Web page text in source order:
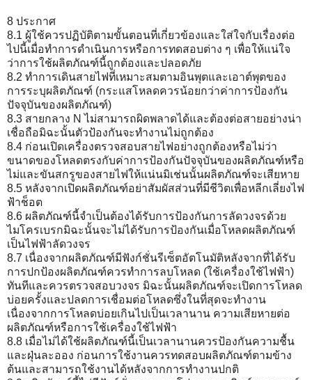
8 ประกาศ
8.1 ผู้ใช้ควรปฏิบัติตามขั้นตอนที่เกี่ยวข้องและใส่ใจกับเรื่องต่อ
ไปนี้เมื่อทำการดำเนินการหรือการทดสอบต่าง ๆ เพื่อให้แน่ใจ
ว่าการใช้ผลิตภัณฑ์นี้ถูกต้องและปลอดภัย
8.2 ทำการเดินสายไฟที่เหมาะสมตามอินพุตและเอาต์พุตของ
การระบุผลิตภัณฑ์ (กระแสโหลดควรน้อยกว่าค่าการป้องกัน
ปัจจุบันของผลิตภัณฑ์)
8.3 สายกลาง N ไม่สามารถผิดพลาดได้และต้องต่อสายอย่างน่า
เชื่อถือมิฉะนั้นตัวป้องกันจะทำงานไม่ถูกต้อง
8.4 ก่อนเปิดเครื่องตรวจสอบสายไฟอย่างถูกต้องหรือไม่ว่า
ขนาดของโหลดตรงกับค่าการป้องกันปัจจุบันของผลิตภัณฑ์หรือ
ไม่และขันสกรูของสายไฟให้แน่นมิเช่นนั้นผลิตภัณฑ์จะเสียหาย
8.5 หลังจากเปิดผลิตภัณฑ์อย่าสัมผัสส่วนที่มีชีวิตเพื่อหลีกเลี่ยงไฟ
ฟ้าช็อต
8.6 ผลิตภัณฑ์นี้จำเป็นต้องได้รับการป้องกันการลัดวงจรด้วย
ไมโครเบรกมิฉะนั้นจะไม่ได้รับการป้องกันเมื่อโหลดผลิตภัณฑ์
เป็นไฟฟ้าลัดวงจร
8.7 เนื่องจากผลิตภัณฑ์มีฟังก์ชั่นรีเซ็ตอัตโนมัติหลังจากที่ได้รับ
การปกป้องผลิตภัณฑ์ควรทำการลบโหลด (ใช้เครื่องใช้ไฟฟ้า)
ทันทีและควรตรวจสอบวงจร มิฉะนั้นผลิตภัณฑ์จะเปิดการโหลด
บ่อยครั้งและปลดการเชื่อมต่อโหลดซึ่งในที่สุดจะทำงาน
เนื่องจากการโหลดบ่อยเกินไปเป็นเวลานาน ความเสียหายต่อ
ผลิตภัณฑ์หรือการใช้เครื่องใช้ไฟฟ้า
8.8 เมื่อไม่ได้ใช้ผลิตภัณฑ์นี้เป็นเวลานานควรป้องกันความชื้น
และฝุ่นละออง ก่อนการใช้งานควรทดสอบผลิตภัณฑ์ตามข้าง
ต้นและสามารถใช้งานได้หลังจากการทำงานปกติ